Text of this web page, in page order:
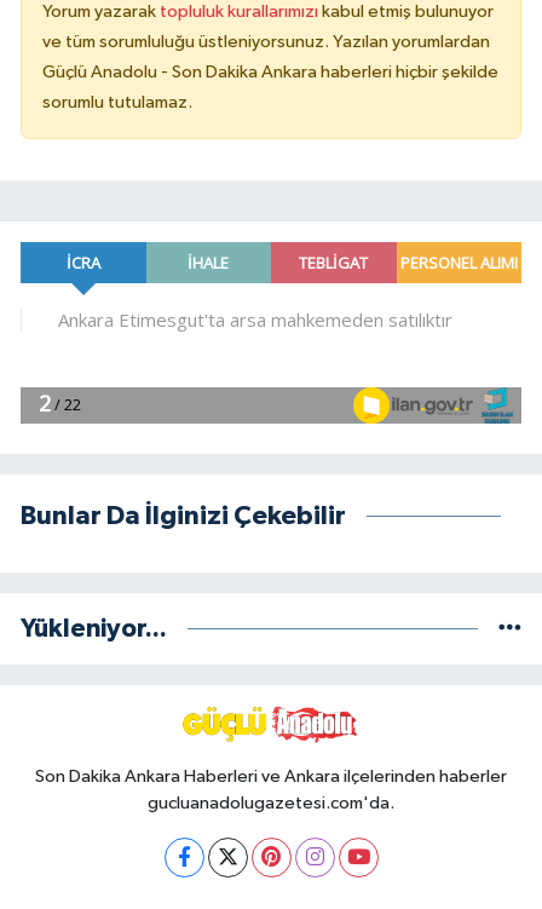
Yorum yazarak topluluk kurallarımızı kabul etmiş bulunuyor
ve tüm sorumluluğu üstleniyorsunuz. Yazılan yorumlardan
Güçlü Anadolu - Son Dakika Ankara haberleri hiçbir şekilde
sorumlu tutulamaz.
Bunlar Da İlginizi Çekebilir
Yükleniyor...
Son Dakika Ankara Haberleri ve Ankara ilçelerinden haberler
gucluanadolugazetesi.com'da.